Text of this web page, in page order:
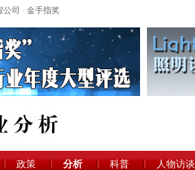
公司 - 金手指奖
政策 分析 科普 人物访谈